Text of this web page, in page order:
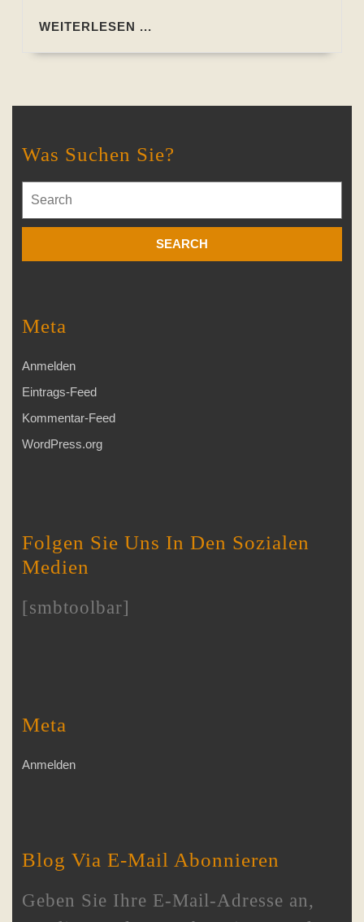
WEITERLESEN ...
Was Suchen Sie?
for:
Meta
Anmelden
Eintrags-Feed
Kommentar-Feed
WordPress.org
Folgen Sie Uns In Den Sozialen
Medien
[smbtoolbar]
Meta
Anmelden
Blog Via E-Mail Abonnieren
Geben Sie Ihre E-Mail-Adresse an,